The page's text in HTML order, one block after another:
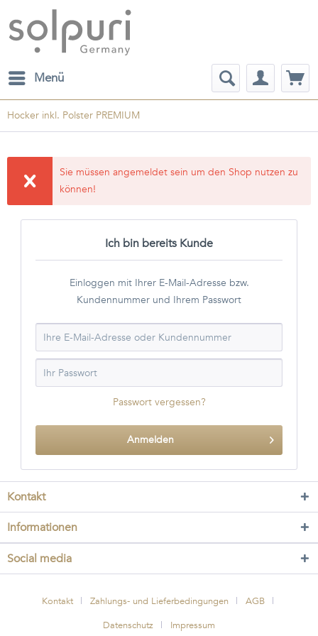
Menü
Hocker inkl. Polster PREMIUM
Sie müssen angemeldet sein um den Shop nutzen zu
können!
Ich bin bereits Kunde
Einloggen mit Ihrer E-Mail-Adresse bzw.
Kundennummer und Ihrem Passwort
Passwort vergessen?
Anmelden
Kontakt
Informationen
Social media
Kontakt Zahlungs- und Lieferbedingungen
AGB
Datenschutz
Impressum